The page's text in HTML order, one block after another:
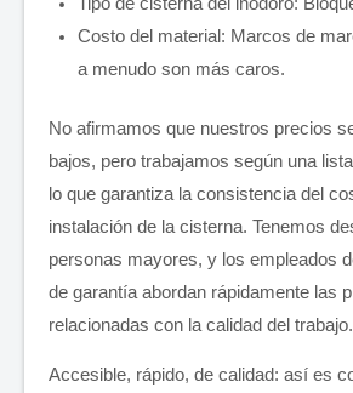
Costo del material: Marcos de
a menudo son más caros.
No afirmamos que nuestros precios
bajos, pero trabajamos según una
lo que garantiza la consistencia del
instalación de la cisterna. Tenemos
personas mayores, y los empleados
de garantía abordan rápidamente las
relacionadas con la calidad del trabajo.
Accesible, rápido, de calidad: así es